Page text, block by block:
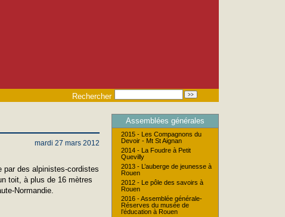
Rechercher
mardi 27 mars 2012
par des alpinistes-cordistes
toit, à plus de 16 mètres
Normandie.
Assemblées générales
2015 - Les Compagnons du
Devoir - Mt St Aignan
2014 - La Foudre à Petit
Quevilly
2013 - L’auberge de jeunesse à
Rouen
2012 - Le pôle des savoirs à
Rouen
2016 - Assemblée générale-
Réserves du musée de
l’éducation à Rouen